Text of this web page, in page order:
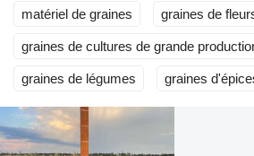
matériel de graines graines de
graines de cultures de grande
graines de légumes graines